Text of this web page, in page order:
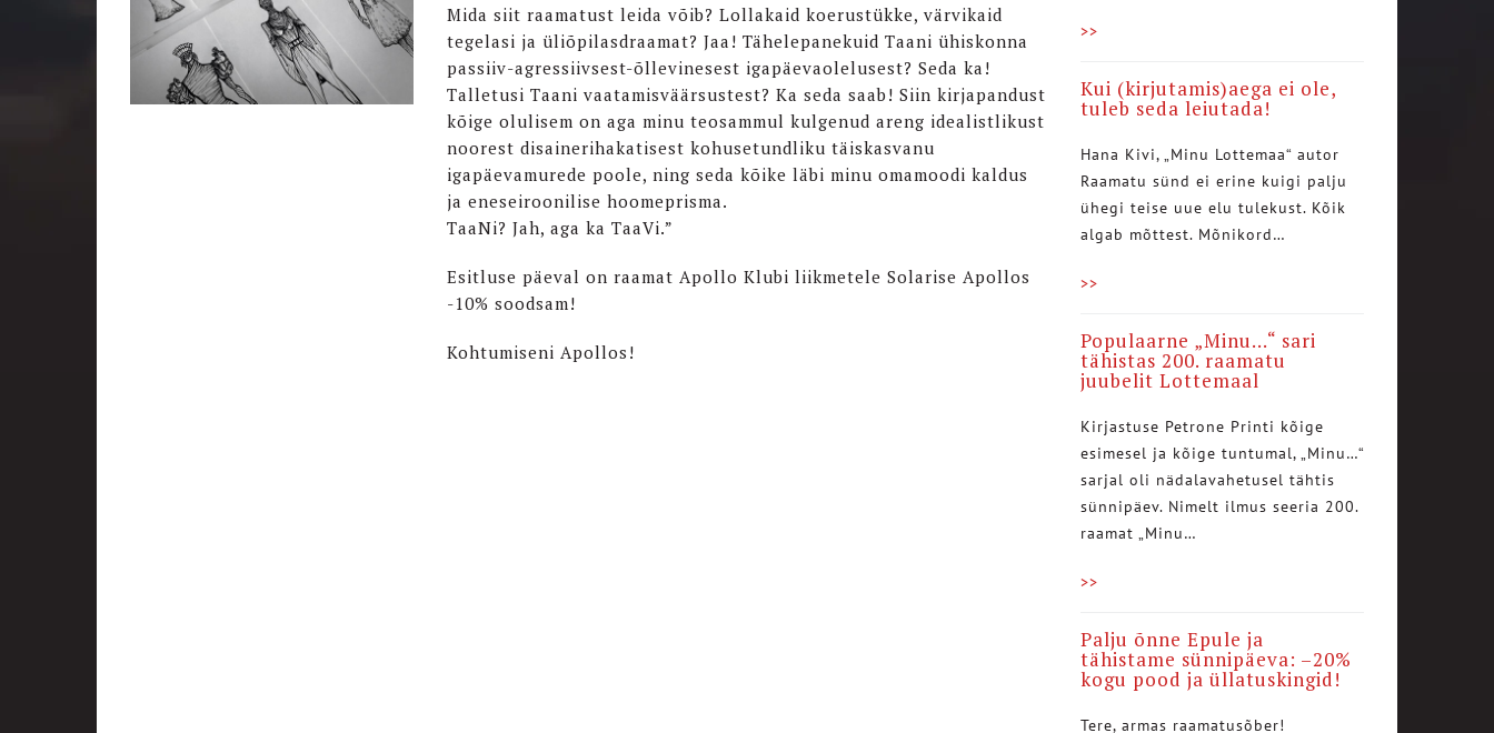
Mida siit raamatust leida võib? Lollakaid koerustükke, värvikaid
tegelasi ja üliõpilasdraamat? Jaa! Tähelepanekuid Taani ühiskonna
passiiv-agressiivsest-õllevinesest igapäevaolelusest? Seda ka!
Talletusi Taani vaatamisväärsustest? Ka seda saab! Siin kirjapandust
kõige olulisem on aga minu teosammul kulgenud areng idealistlikust
noorest disainerihakatisest kohusetundliku täiskasvanu
igapäevamurede poole, ning seda kõike läbi minu omamoodi kaldus
ja eneseiroonilise hoomeprisma.
TaaNi? Jah, aga ka TaaVi.”
Esitluse päeval on raamat Apollo Klubi liikmetele Solarise Apollos
-10% soodsam!
Kohtumiseni Apollos!
>>
Kui (kirjutamis)aega ei ole,
tuleb seda leiutada!
Hana Kivi, „Minu Lottemaa“ autor
Raamatu sünd ei erine kuigi palju
ühegi teise uue elu tulekust. Kõik
algab mõttest. Mõnikord…
>>
Populaarne „Minu…“ sari
tähistas 200. raamatu
juubelit Lottemaal
Kirjastuse Petrone Printi kõige
esimesel ja kõige tuntumal, „Minu…“
sarjal oli nädalavahetusel tähtis
sünnipäev. Nimelt ilmus seeria 200.
raamat „Minu…
>>
Palju õnne Epule ja
tähistame sünnipäeva: –20%
kogu pood ja üllatuskingid!
Tere, armas raamatusõber!